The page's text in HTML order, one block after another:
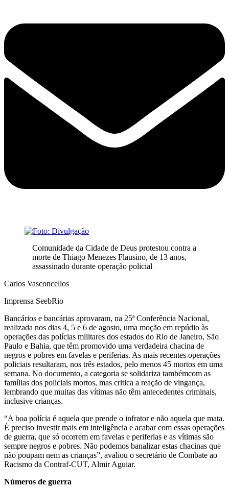
Comunidade da Cidade de Deus protestou contra a
morte de Thiago Menezes Flausino, de 13 anos,
assassinado durante operação policial
Carlos Vasconcellos
Imprensa SeebRio
Bancários e bancárias aprovaram, na 25ª Conferência Nacional,
realizada nos dias 4, 5 e 6 de agosto, uma moção em repúdio às
operações das polícias militares dos estados do Rio de Janeiro, São
Paulo e Bahia, que têm promovido uma verdadeira chacina de
negros e pobres em favelas e periferias. As mais recentes operações
policiais resultaram, nos três estados, pelo menos 45 mortos em uma
semana. No documento, a categoria se solidariza tambémcom as
famílias dos policiais mortos, mas critica a reação de vingança,
lembrando que muitas das vítimas não têm antecedentes criminais,
inclusive crianças.
“A boa polícia é aquela que prende o infrator e não aquela que mata.
É preciso investir mais em inteligência e acabar com essas operações
de guerra, que só ocorrem em favelas e periferias e as vítimas são
sempre negros e pobres. Não podemos banalizar estas chacinas que
não poupam nem as crianças”, avaliou o secretário de Combate ao
Racismo da Contraf-CUT, Almir Aguiar.
Números de guerra